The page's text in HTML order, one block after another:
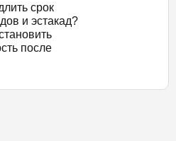
срок
и эстакад?
после